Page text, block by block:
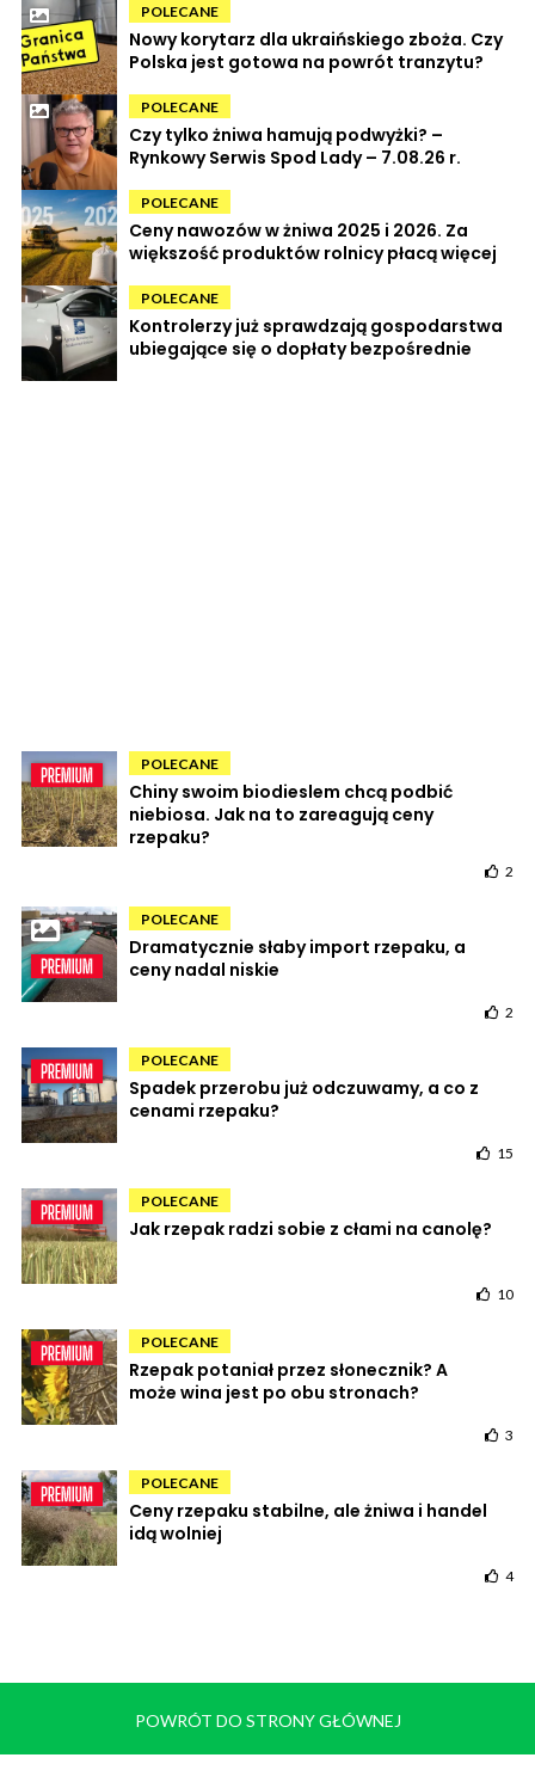
POLECANE
Nowy korytarz dla ukraińskiego zboża. Czy
Polska jest gotowa na powrót tranzytu?
POLECANE
Czy tylko żniwa hamują podwyżki? –
Rynkowy Serwis Spod Lady – 7.08.26 r.
POLECANE
Ceny nawozów w żniwa 2025 i 2026. Za
większość produktów rolnicy płacą więcej
POLECANE
Kontrolerzy już sprawdzają gospodarstwa
ubiegające się o dopłaty bezpośrednie
POLECANE
Chiny swoim biodieslem chcą podbić
niebiosa. Jak na to zareagują ceny
rzepaku?
2
POLECANE
Dramatycznie słaby import rzepaku, a
ceny nadal niskie
2
POLECANE
Spadek przerobu już odczuwamy, a co z
cenami rzepaku?
15
POLECANE
Jak rzepak radzi sobie z cłami na canolę?
10
POLECANE
Rzepak potaniał przez słonecznik? A
może wina jest po obu stronach?
3
POLECANE
Ceny rzepaku stabilne, ale żniwa i handel
idą wolniej
4
POWRÓT DO STRONY GŁÓWNEJ